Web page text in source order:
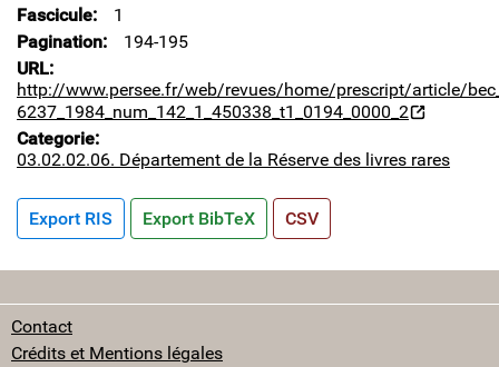
Fascicule
1
Pagination
194-195
URL
http://www.persee.fr/web/revues/home/prescript/article/
6237_1984_num_142_1_450338_t1_0194_0000_2
Categorie
03.02.02.06. Département de la Réserve des livres rares
Export RIS Export BibTeX CSV
Contact
Crédits et Mentions légales